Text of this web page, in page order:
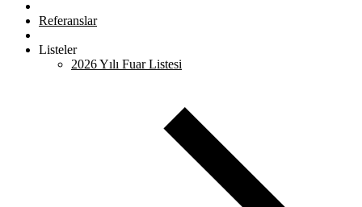
Referanslar
Listeler
2026 Yılı Fuar Listesi